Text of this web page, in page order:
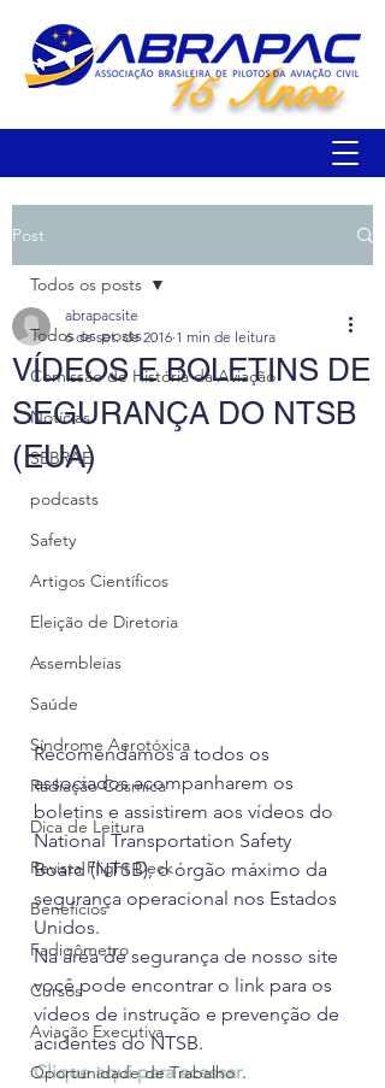
15 Anos
Post
Todos os posts
Comissão de História da Aviação
Notícias
SEBRAE
podcasts
Safety
Artigos Científicos
Eleição de Diretoria
Assembleias
Saúde
Síndrome Aerotóxica
Radiação Cósmica
Dica de Leitura
Revista Flight Deck
Benefícios
Fadigômetro
Cursos
Aviação Executiva
Oportunidade de Trabalho
Todos os posts
VÍDEOS E BOLETINS DE
SEGURANÇA DO NTSB
(EUA)
abrapacsite
6 de set. de 2016 1 min de leitura
Recomendamos a todos os
associados acompanharem os
boletins e assistirem aos vídeos do
National Transportation Safety
Board (NTSB), o órgão máximo da
segurança operacional nos Estados
Unidos.
Na área de segurança de nosso site
você pode encontrar o link para os
vídeos de instrução e prevenção de
acidentes do NTSB.
Clique aqui para acessar.